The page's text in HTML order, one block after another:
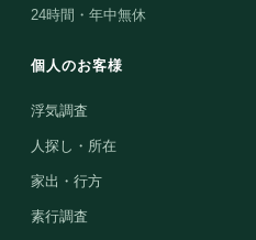
24時間・年中無休
個人のお客様
浮気調査
人探し・所在
家出・行方
素行調査